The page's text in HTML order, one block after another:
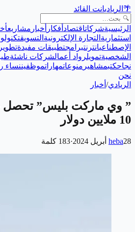
🌴 الرياديانت القائد
الرئيسيةشركاتاقتصاد أفكار أخبار مشاريع
استثمارية التجارة الإلكترونية التسويق
الإصطناعيانترنتبرامجتطبيقات مفيدة
الشخصيةتمويلرواد أعمالشركات ناشئة
نجاحكتبمشاهير منوعاتمهاراتموظفيننساء
نحن
الريادي/ أخبار
” وي ماركت بليس” تحصل
10 ملايين دولار
heba28 أبريل 2024 ·
183 كلمة